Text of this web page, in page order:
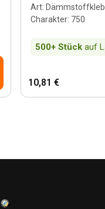
Art:
Charakter: 750
500+ Stück auf
10,81 €